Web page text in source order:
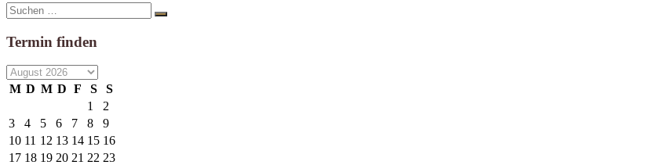
Suche
nach:
Suchen
Termin finden
M D M D F S
S
1
2
3
4 5 6 7 8
9
10 11 12 13 14 15 16
17 18 19 20 21 22 23